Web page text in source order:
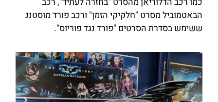
הבאטמוביל מסרט "חלקיקי הזמן" ורכב פורד מוסטנג
ששימש בסדרת הסרטים "פורד נגד פוריוס".